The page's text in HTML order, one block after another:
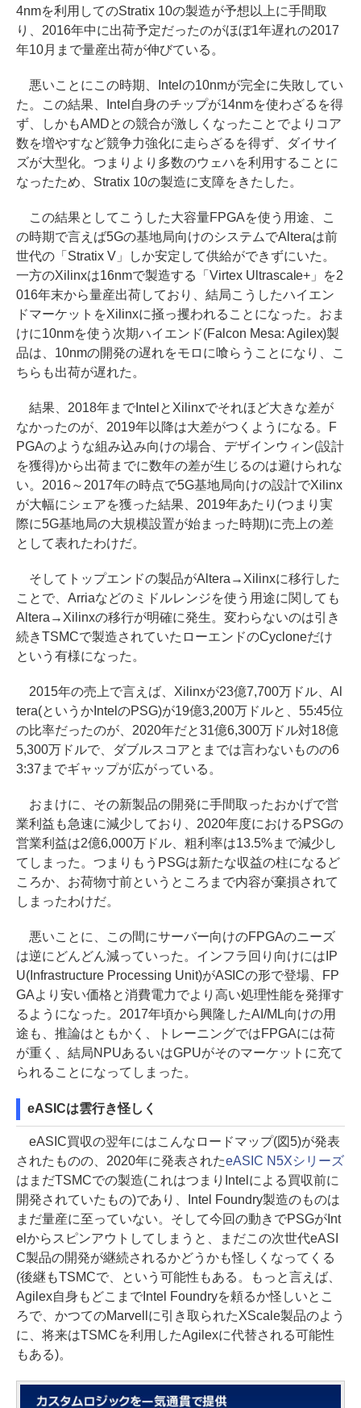
4nmを利用してのStratix 10の製造が予想以上に手間取
り、2016年中に出荷予定だったのがほぼ1年遅れの2017
年10月まで量産出荷が伸びている。
悪いことにこの時期、Intelの10nmが完全に失敗してい
た。この結果、Intel自身のチップが14nmを使わざるを得
ず、しかもAMDとの競合が激しくなったことでよりコア
数を増やすなど競争力強化に走らざるを得ず、ダイサイ
ズが大型化。つまりより多数のウェハを利用することに
なったため、Stratix 10の製造に支障をきたした。
この結果としてこうした大容量FPGAを使う用途、こ
の時期で言えば5Gの基地局向けのシステムでAlteraは前
世代の「Stratix V」しか安定して供給ができずにいた。
一方のXilinxは16nmで製造する「Virtex Ultrascale+」を2
016年末から量産出荷しており、結局こうしたハイエン
ドマーケットをXilinxに掻っ攫われることになった。おま
けに10nmを使う次期ハイエンド(Falcon Mesa: Agilex)製
品は、10nmの開発の遅れをモロに喰らうことになり、こ
ちらも出荷が遅れた。
結果、2018年までIntelとXilinxでそれほど大きな差が
なかったのが、2019年以降は大差がつくようになる。F
PGAのような組み込み向けの場合、デザインウィン(設計
を獲得)から出荷までに数年の差が生じるのは避けられな
い。2016～2017年の時点で5G基地局向けの設計でXilinx
が大幅にシェアを獲った結果、2019年あたり(つまり実
際に5G基地局の大規模設置が始まった時期)に売上の差
として表れたわけだ。
そしてトップエンドの製品がAltera→Xilinxに移行した
ことで、Arriaなどのミドルレンジを使う用途に関しても
Altera→Xilinxの移行が明確に発生。変わらないのは引き
続きTSMCで製造されていたローエンドのCycloneだけ
という有様になった。
2015年の売上で言えば、Xilinxが23億7,700万ドル、Al
tera(というかIntelのPSG)が19億3,200万ドルと、55:45位
の比率だったのが、2020年だと31億6,300万ドル対18億
5,300万ドルで、ダブルスコアとまでは言わないものの6
3:37までギャップが広がっている。
おまけに、その新製品の開発に手間取ったおかげで営
業利益も急速に減少しており、2020年度におけるPSGの
営業利益は2億6,000万ドル、粗利率は13.5%まで減少し
てしまった。つまりもうPSGは新たな収益の柱になるど
ころか、お荷物寸前というところまで内容が棄損されて
しまったわけだ。
悪いことに、この間にサーバー向けのFPGAのニーズ
は逆にどんどん減っていった。インフラ回り向けにはIP
U(Infrastructure Processing Unit)がASICの形で登場、FP
GAより安い価格と消費電力でより高い処理性能を発揮す
るようになった。2017年頃から興隆したAI/ML向けの用
途も、推論はともかく、トレーニングではFPGAには荷
が重く、結局NPUあるいはGPUがそのマーケットに充て
られることになってしまった。
eASICは雲行き怪しく
eASIC買収の翌年にはこんなロードマップ(図5)が発表
されたものの、2020年に発表されたeASIC N5Xシリーズ
はまだTSMCでの製造(これはつまりIntelによる買収前に
開発されていたもの)であり、Intel Foundry製造のものは
まだ量産に至っていない。そして今回の動きでPSGがInt
elからスピンアウトしてしまうと、まだこの次世代eASI
C製品の開発が継続されるかどうかも怪しくなってくる
(後継もTSMCで、という可能性もある。もっと言えば、
Agilex自身もどこまでIntel Foundryを頼るか怪しいとこ
ろで、かつてのMarvellに引き取られたXScale製品のよう
に、将来はTSMCを利用したAgilexに代替される可能性
もある)。